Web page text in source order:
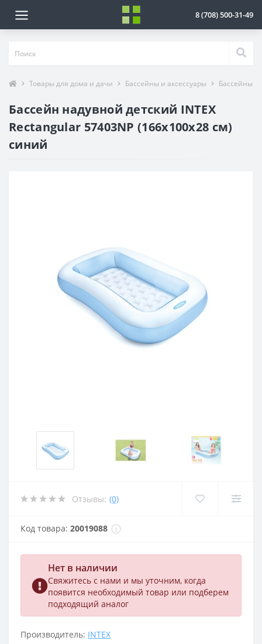
8 (708) 500-31-49
Товары для дома и дачи Бассейны и аксессуары Бассейны
Бассейн надувной детский INTEX
Rectangular 57403NP (166x100x28 см)
синий
Отзывы: (0)
Код товара: 20019088
Нет в наличии
Свяжитесь с нами и мы уточним, когда
появится необходимый товар или подберем
подходящий аналог
Производитель: INTEX